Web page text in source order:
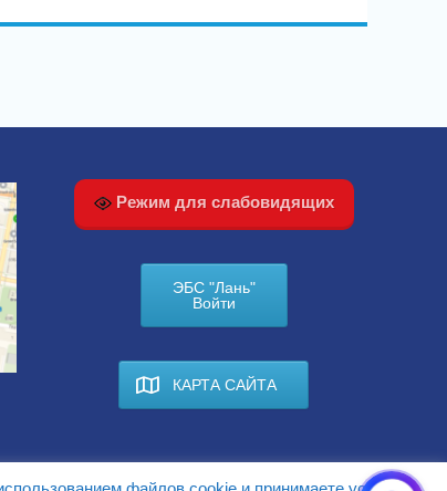
Режим для слабовидящих
ЭБС "Лань"
Войти
КАРТА САЙТА